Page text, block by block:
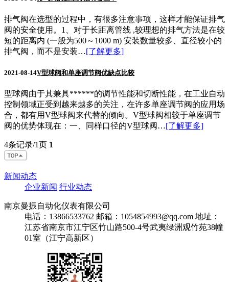
排气阀在选型的过程中，有很多注意事项，这样才能保证排气
阀的安全使用。1、对于长距离管线 ,较理想的排气方法是在较
短的距离内 (一般为500～1000 m) 安装数量较多、直径较小的
排气阀，而不是安装…[了解更多]
2021-08-14V型球阀和单座调节阀优缺点比较
型球阀由于其兼具******的调节性能和切断性能，在工业自动
控制领域正受到越来越多的关注，在许多单座调节阀的应用场
合，都有用V型球阀来代替的倾向。V型球阀相较于单座调节
阀的优势体现在：一、同样口径的V型球阀…[了解更多]
4条记录/1页 1
新闻动态
企业新闻 行业动态
南京曼振自动化仪表有限公司
电话：13866533762 邮箱：1054854993@qq.com 地址：
江苏省南京市江宁区竹山路500-4号武夷绿洲观竹苑38幢
01室（江宁高新区）